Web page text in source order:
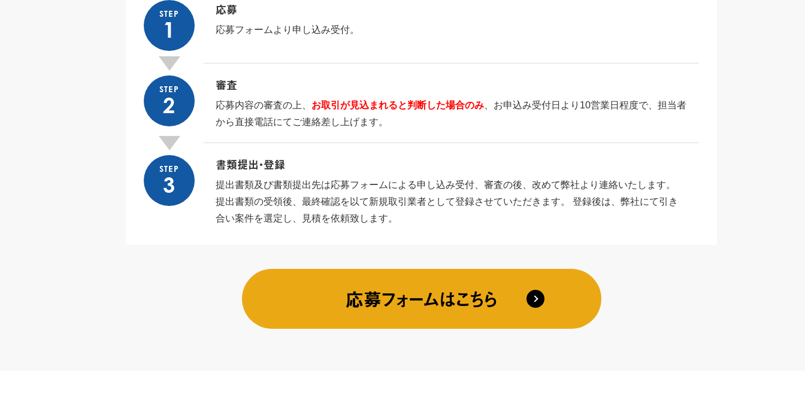
STEP
1
応募
応募フォームより申し込み受付。
STEP
2
審査
応募内容の審査の上、 お取引が見込まれると判断した場合のみ 、お申込み受付日より10営業日程度で、担当者
から直接電話にてご連絡差し上げます。
STEP
3
書類提出・登録
提出書類及び書類提出先は応募フォームによる申し込み受付、審査の後、改めて弊社より連絡いたします。
提出書類の受領後、最終確認を以て新規取引業者として登録させていただきます。 登録後は、弊社にて引き
合い案件を選定し、見積を依頼致します。
応募フォームはこちら